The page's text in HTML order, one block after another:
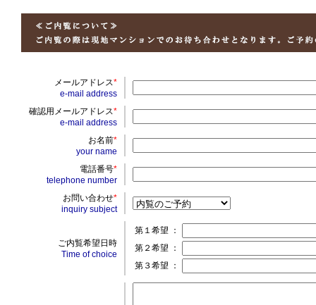
メールアドレス*
e-mail address
確認用メールアドレス*
e-mail address
お名前*
your name
電話番号*
telephone number
お問い合わせ*
inquiry subject
ご内覧希望日時
Time of choice
第１希望 ：
第２希望 ：
第３希望 ：